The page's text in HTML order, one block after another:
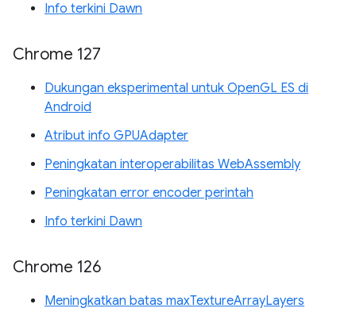
Info terkini Dawn
Chrome 127
Dukungan eksperimental untuk OpenGL ES di
Android
Atribut info GPUAdapter
Peningkatan interoperabilitas WebAssembly
Peningkatan error encoder perintah
Info terkini Dawn
Chrome 126
Meningkatkan batas maxTextureArrayLayers